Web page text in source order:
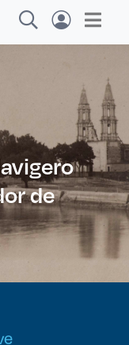
académicos,
de